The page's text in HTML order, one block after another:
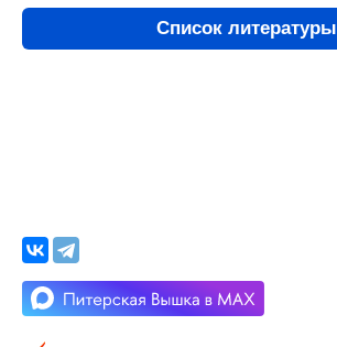
Список литературы